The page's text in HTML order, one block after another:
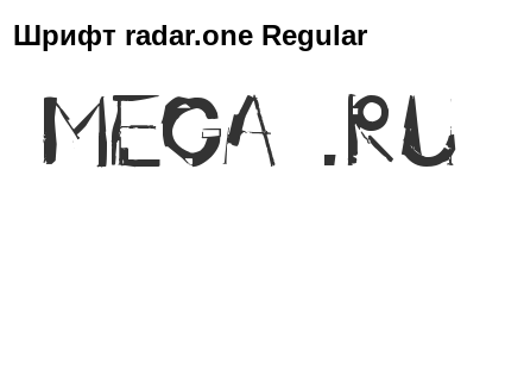
Шрифт radar.one Regular